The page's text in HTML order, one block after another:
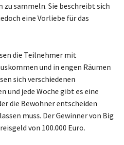
zu sammeln. Sie beschreibt sich
eine Vorliebe für das
die Teilnehmer mit
und in engen Räumen
sich verschiedenen
und jede Woche gibt es eine
die Bewohner entscheiden
muss. Der Gewinner von Big
von 100.000 Euro.